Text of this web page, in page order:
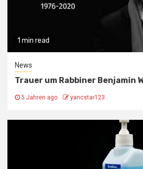
1 min read
News
Trauer um Rabbiner Benjamin
5 Jahren ago yancstar123